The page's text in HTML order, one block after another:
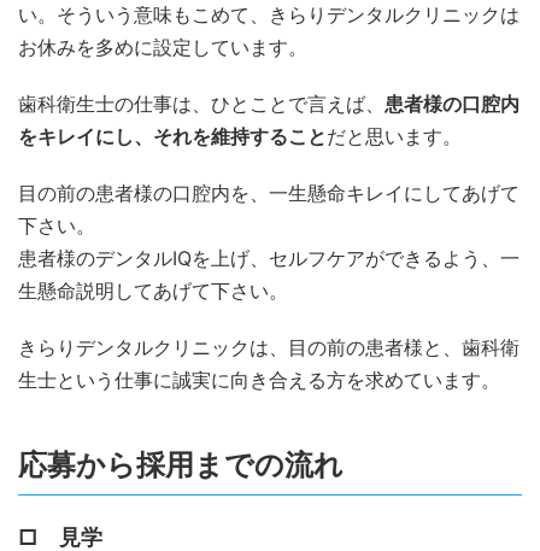
い。そういう意味もこめて、きらりデンタルクリニックは
お休みを多めに設定しています。
歯科衛生士の仕事は、ひとことで言えば、 患者様の口腔内
をキレイにし、それを維持することだと思います。
目の前の患者様の口腔内を、一生懸命キレイにしてあげて
下さい。
患者様のデンタルIQを上げ、セルフケアができるよう、一
生懸命説明してあげて下さい。
きらりデンタルクリニックは、目の前の患者様と、歯科衛
生士という仕事に誠実に向き合える方を求めています。
応募から採用までの流れ
□ 見学